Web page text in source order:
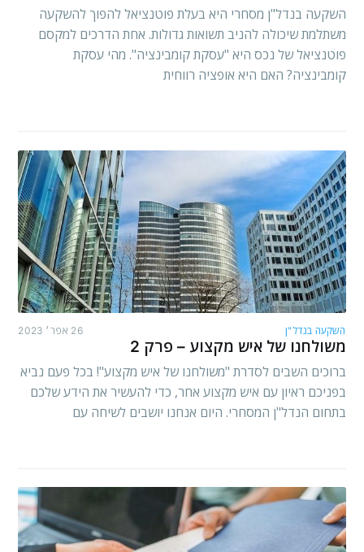
השקעה בנדל"ן מסחרי היא בעלת פוטנציאל להפוך להשקעה
משתלמת שיכולה להניב תשואות גדולות. אחת הדרכים למקסם
פוטנציאל של נכס היא "עסקת קומבינציה". מהי עסקת
קומבינציה? האם היא אופציה רווחית
השקעה בנדל"ן 26 אפר׳ 2023
משולחנו של איש מקצוע – פרק 2
ברוכים השבים לסדרת "משולחנו של איש מקצוע"! בכל פעם נביא
בפניכם ראיון עם איש מקצוע אחר, כדי להעשיר את הידע שלכם
בתחום הנדל"ן המסחרי. היום אנחנו יושבים לשיחה עם